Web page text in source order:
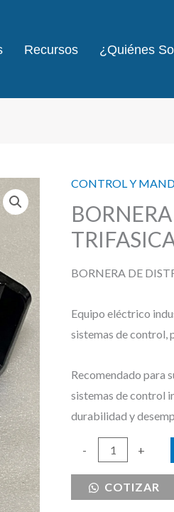
Recursos ¿Quiénes
CONTROL Y
BORNERA DE
Equipo eléctrico
sistemas de control,
Recomendado para
sistemas de control
durabilidad y
-
BORNERA
DISTRIBUCION
+
COTIZAR